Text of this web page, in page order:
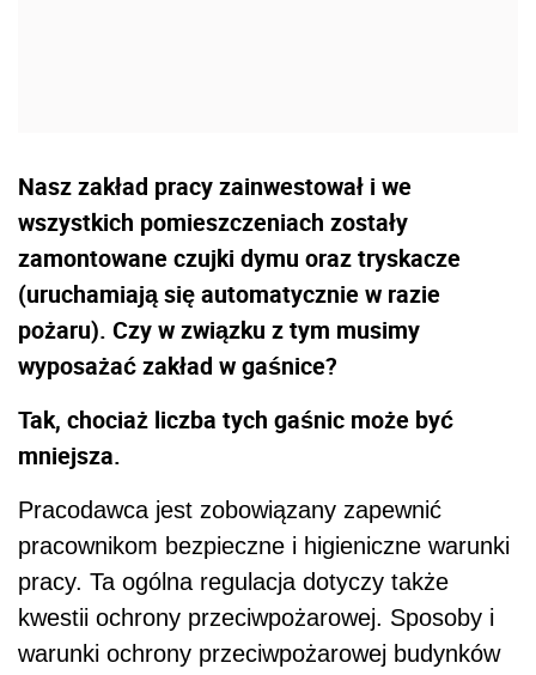
Nasz zakład pracy zainwestował i we
wszystkich pomieszczeniach zostały
zamontowane czujki dymu oraz tryskacze
(uruchamiają się automatycznie w razie
pożaru). Czy w związku z tym musimy
wyposażać zakład w gaśnice?
Tak, chociaż liczba tych gaśnic może być
mniejsza.
Pracodawca jest zobowiązany zapewnić
pracownikom bezpieczne i higieniczne warunki
pracy. Ta ogólna regulacja dotyczy także
kwestii ochrony przeciwpożarowej. Sposoby i
warunki ochrony przeciwpożarowej budynków